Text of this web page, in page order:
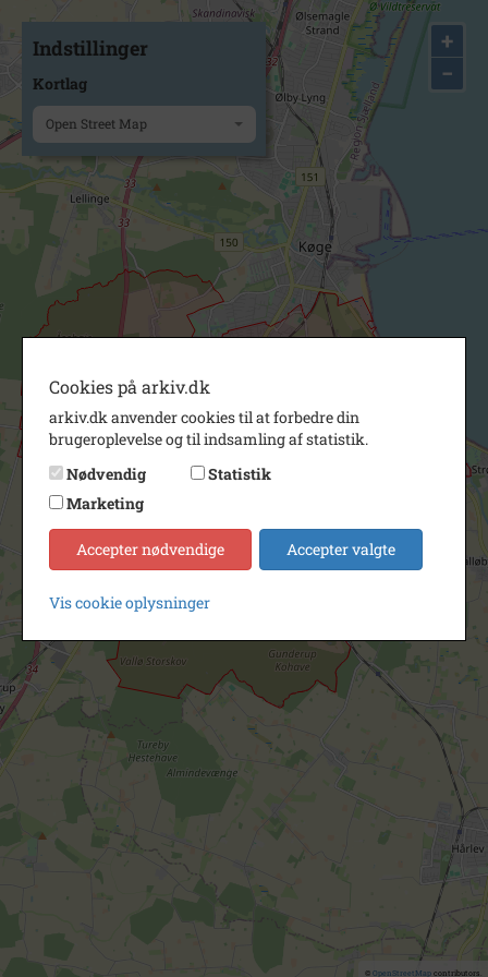
+
−
© OpenStreetMapcontributors.
Indstillinger
Kortlag
Open Street Map
Cookies på arkiv.dk
arkiv.dk anvender cookies til at forbedre din
brugeroplevelse og til indsamling af statistik.
Nødvendig
Statistik
Marketing
Accepter nødvendige Accepter valgte
Vis cookie oplysninger